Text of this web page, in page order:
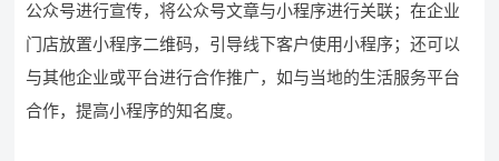
公众号进行宣传，将公众号文章与小程序进行关联；在企业
门店放置小程序二维码，引导线下客户使用小程序；还可以
与其他企业或平台进行合作推广，如与当地的生活服务平台
合作，提高小程序的知名度。